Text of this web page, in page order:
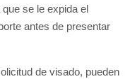
se le expida el
antes de presentar
de visado, pueden